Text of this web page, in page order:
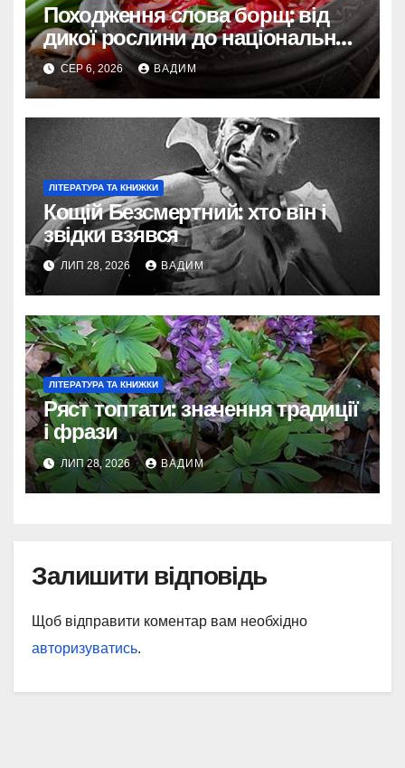
Походження слова борщ: від
дикої рослини до національної
страви
СЕР 6, 2026 ВАДИМ
ЛІТЕРАТУРА ТА КНИЖКИ
Кощій Безсмертний: хто він і
звідки взявся
ЛИП 28, 2026 ВАДИМ
ЛІТЕРАТУРА ТА КНИЖКИ
Ряст топтати: значення традиції
і фрази
ЛИП 28, 2026 ВАДИМ
Залишити відповідь
Щоб відправити коментар вам необхідно
авторизуватись.